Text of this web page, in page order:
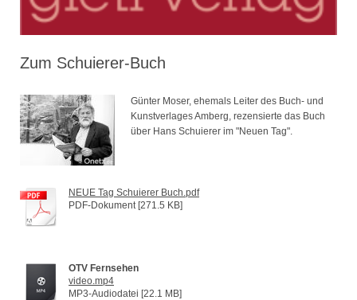
Zum Schuierer-Buch
Günter Moser, ehemals Leiter des Buch- und
Kunstverlages Amberg, rezensierte das Buch
über Hans Schuierer im "Neuen Tag".
NEUE Tag Schuierer Buch.pdf
PDF-Dokument [271.5 KB]
OTV Fernsehen
video.mp4
MP3-Audiodatei [22.1 MB]